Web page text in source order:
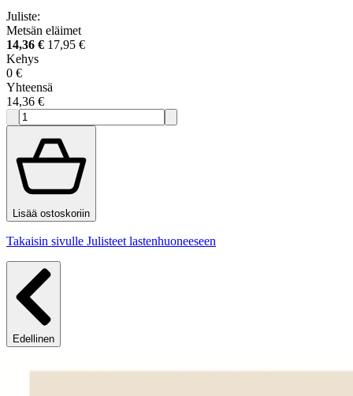
Juliste:
Metsän eläimet
14,36 € 17,95 €
Kehys
0 €
Yhteensä
14,36 €
Lisää ostoskoriin
Takaisin sivulle Julisteet lastenhuoneeseen
Edellinen